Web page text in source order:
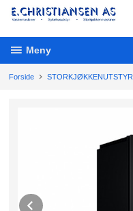
Gå
innholdet
Meny
Forside STORKJØKKENUTSTYR
Prev